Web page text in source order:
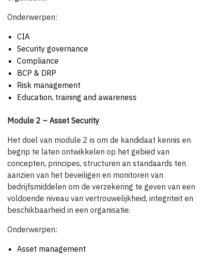
Onderwerpen:
CIA
Security governance
Compliance
BCP & DRP
Risk management
Education, training and awareness
Module 2 – Asset Security
Het doel van module 2 is om de kandidaat kennis en
begrip te laten ontwikkelen op het gebied van
concepten, principes, structuren an standaards ten
aanzien van het beveiligen en monitoren van
bedrijfsmiddelen om de verzekering te geven van een
voldoende niveau van vertrouwelijkheid, integriteit en
beschikbaarheid in een organisatie.
Onderwerpen:
Asset management